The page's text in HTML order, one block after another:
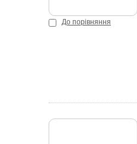
До порівняння